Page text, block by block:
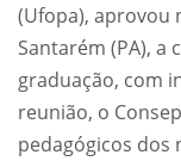
(Ufopa), aprovou
Santarém (PA), a
graduação, com
reunião, o
pedagógicos dos